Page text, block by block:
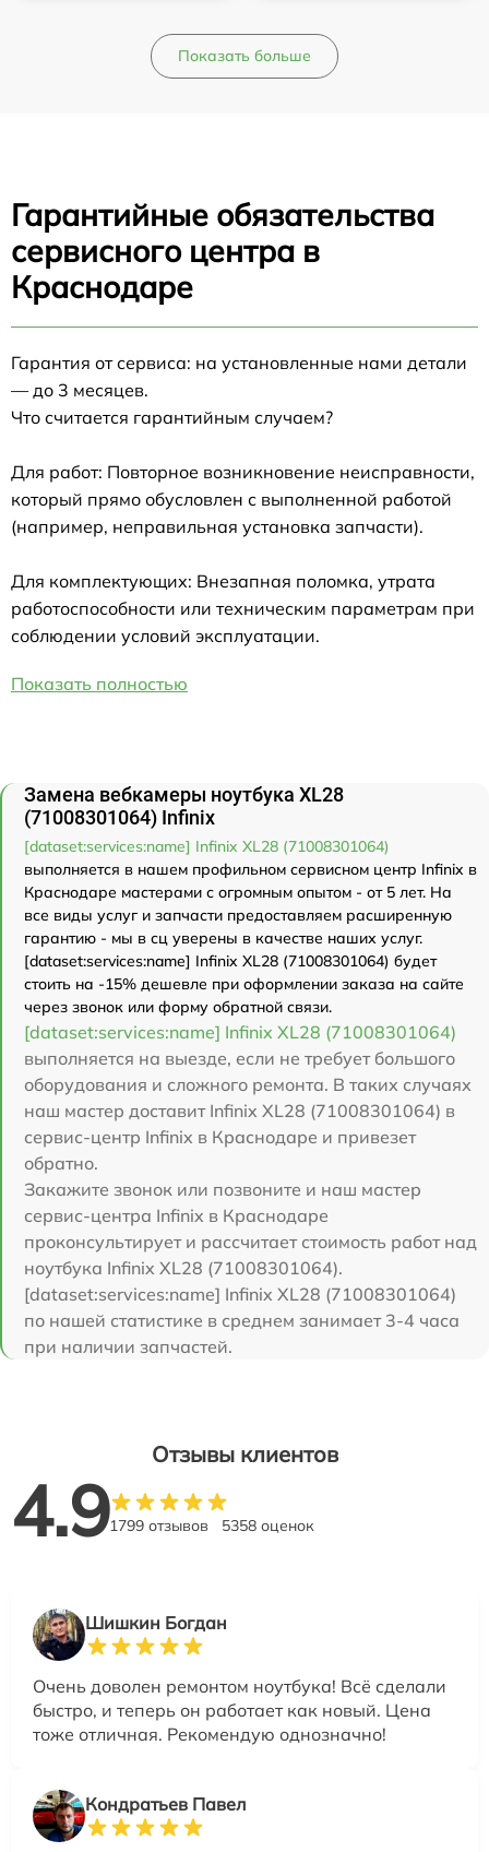
Показать больше
Гарантийные обязательства
сервисного центра в
Краснодаре
Гарантия от сервиса: на установленные нами детали
— до 3 месяцев.
Что считается гарантийным случаем?
Для работ: Повторное возникновение неисправности,
который прямо обусловлен с выполненной работой
(например, неправильная установка запчасти).
Для комплектующих: Внезапная поломка, утрата
работоспособности или техническим параметрам при
соблюдении условий эксплуатации.
Показать полностью
Замена вебкамеры ноутбука XL28
(71008301064) Infinix
[dataset:services:name] Infinix XL28 (71008301064)
выполняется в нашем профильном сервисном центр Infinix в
Краснодаре мастерами с огромным опытом - от 5 лет. На
все виды услуг и запчасти предоставляем расширенную
гарантию - мы в сц уверены в качестве наших услуг.
[dataset:services:name] Infinix XL28 (71008301064) будет
стоить на -15% дешевле при оформлении заказа на сайте
через звонок или форму обратной связи.
[dataset:services:name] Infinix XL28 (71008301064)
выполняется на выезде, если не требует большого
оборудования и сложного ремонта. В таких случаях
наш мастер доставит Infinix XL28 (71008301064) в
сервис-центр Infinix в Краснодаре и привезет
обратно.
Закажите звонок или позвоните и наш мастер
сервис-центра Infinix в Краснодаре
проконсультирует и рассчитает стоимость работ над
ноутбука Infinix XL28 (71008301064).
[dataset:services:name] Infinix XL28 (71008301064)
по нашей статистике в среднем занимает 3-4 часа
при наличии запчастей.
Отзывы клиентов
4.91799 отзывов 5358 оценок
Шишкин Богдан
Очень доволен ремонтом ноутбука! Всё сделали
быстро, и теперь он работает как новый. Цена
тоже отличная. Рекомендую однозначно!
Кондратьев Павел